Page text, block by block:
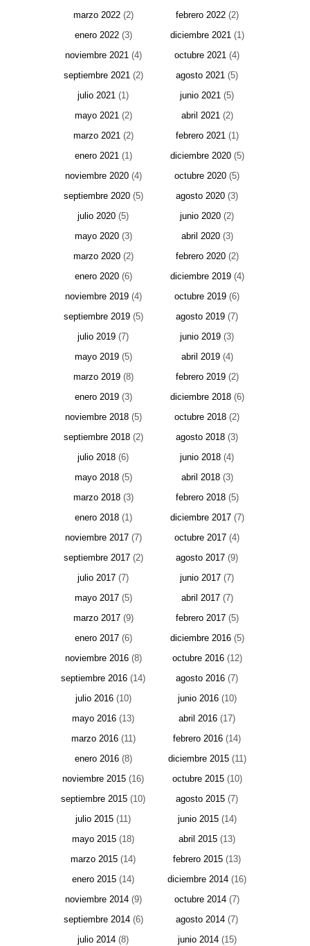
marzo 2022(2) febrero 2022(2)
enero 2022(3) diciembre 2021(1)
noviembre 2021(4) octubre 2021 (4)
septiembre 2021(2) agosto 2021 (5)
julio 2021 (1) junio 2021 (5)
mayo 2021(2) abril 2021(2)
marzo 2021(2) febrero 2021(1)
enero 2021(1) diciembre 2020(5)
noviembre 2020(4) octubre 2020 (5)
septiembre 2020(5) agosto 2020 (3)
julio 2020 (5) junio 2020 (2)
mayo 2020(3) abril 2020(3)
marzo 2020(2) febrero 2020(2)
enero 2020(6) diciembre 2019(4)
noviembre 2019(4) octubre 2019 (6)
septiembre 2019(5) agosto 2019 (7)
julio 2019 (7) junio 2019 (3)
mayo 2019(5) abril 2019(4)
marzo 2019(8) febrero 2019(2)
enero 2019(3) diciembre 2018(6)
noviembre 2018(5) octubre 2018 (2)
septiembre 2018(2) agosto 2018 (3)
julio 2018 (6) junio 2018 (4)
mayo 2018(5) abril 2018(3)
marzo 2018(3) febrero 2018(5)
enero 2018(1) diciembre 2017(7)
noviembre 2017(7) octubre 2017 (4)
septiembre 2017(2) agosto 2017 (9)
julio 2017 (7) junio 2017 (7)
mayo 2017(5) abril 2017(7)
marzo 2017(9) febrero 2017(5)
enero 2017(6) diciembre 2016(5)
noviembre 2016(8) octubre 2016(12)
septiembre 2016 (14) agosto 2016 (7)
julio 2016(10) junio 2016(10)
mayo 2016 (13) abril 2016 (17)
marzo 2016(11) febrero 2016 (14)
enero 2016(8) diciembre 2015(11)
noviembre 2015 (16) octubre 2015(10)
septiembre 2015 (10) agosto 2015 (7)
julio 2015 (11) junio 2015(14)
mayo 2015 (18) abril 2015 (13)
marzo 2015 (14) febrero 2015 (13)
enero 2015 (14) diciembre 2014 (16)
noviembre 2014(9) octubre 2014 (7)
septiembre 2014(6) agosto 2014 (7)
julio 2014 (8) junio 2014(15)